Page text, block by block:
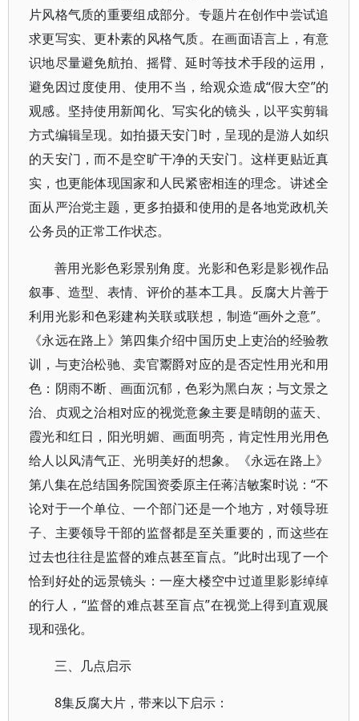
片风格气质的重要组成部分。专题片在创作中尝试追
求更写实、更朴素的风格气质。在画面语言上，有意
识地尽量避免航拍、摇臂、延时等技术手段的运用，
避免因过度使用、使用不当，给观众造成“假大空”的
观感。坚持使用新闻化、写实化的镜头，以平实剪辑
方式编辑呈现。如拍摄天安门时，呈现的是游人如织
的天安门，而不是空旷干净的天安门。这样更贴近真
实，也更能体现国家和人民紧密相连的理念。讲述全
面从严治党主题，更多拍摄和使用的是各地党政机关
公务员的正常工作状态。
善用光影色彩景别角度。光影和色彩是影视作品
叙事、造型、表情、评价的基本工具。反腐大片善于
利用光影和色彩建构关联或联想，制造“画外之意”。
《永远在路上》第四集介绍中国历史上吏治的经验教
训，与吏治松驰、卖官鬻爵对应的是否定性用光和用
色：阴雨不断、画面沉郁，色彩为黑白灰；与文景之
治、贞观之治相对应的视觉意象主要是晴朗的蓝天、
霞光和红日，阳光明媚、画面明亮，肯定性用光用色
给人以风清气正、光明美好的想象。《永远在路上》
第八集在总结国务院国资委原主任蒋洁敏案时说：“不
论对于一个单位、一个部门还是一个地方，对领导班
子、主要领导干部的监督都是至关重要的，而这些在
过去也往往是监督的难点甚至盲点。”此时出现了一个
恰到好处的远景镜头：一座大楼空中过道里影影绰绰
的行人，“监督的难点甚至盲点”在视觉上得到直观展
现和强化。
三、几点启示
8集反腐大片，带来以下启示：